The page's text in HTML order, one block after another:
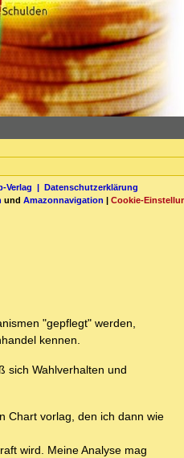
Verlag | Datenschutzerklärung
und Amazonnavigation | Cookie-
"gepflegt" werden,
kennen.
sich Wahlverhalten und
Chart vorlag, den ich dann wie
wird. Meine Analyse mag